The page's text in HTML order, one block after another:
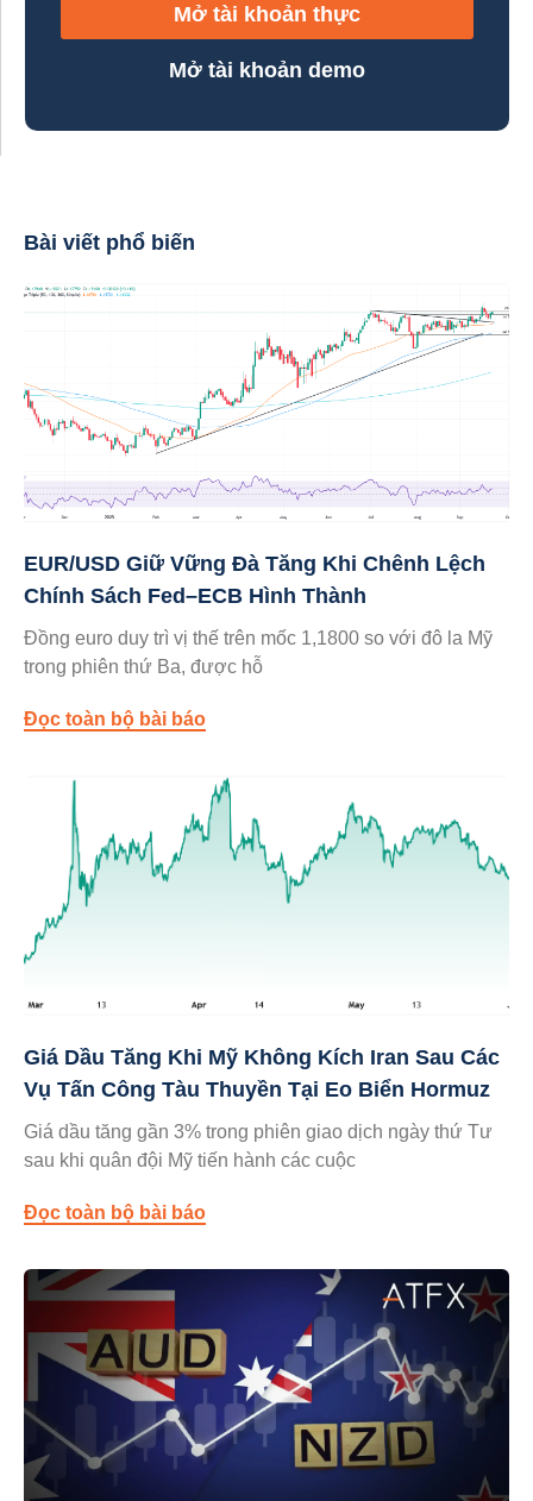
Mở tài khoản thực
Mở tài khoản demo
Bài viết phổ biến
EUR/USD Giữ Vững Đà Tăng Khi Chênh Lệch
Chính Sách Fed–ECB Hình Thành
Đồng euro duy trì vị thế trên mốc 1,1800 so với đô la Mỹ
trong phiên thứ Ba, được hỗ
Đọc toàn bộ bài báo
Giá Dầu Tăng Khi Mỹ Không Kích Iran Sau Các
Vụ Tấn Công Tàu Thuyền Tại Eo Biển Hormuz
Giá dầu tăng gần 3% trong phiên giao dịch ngày thứ Tư
sau khi quân đội Mỹ tiến hành các cuộc
Đọc toàn bộ bài báo